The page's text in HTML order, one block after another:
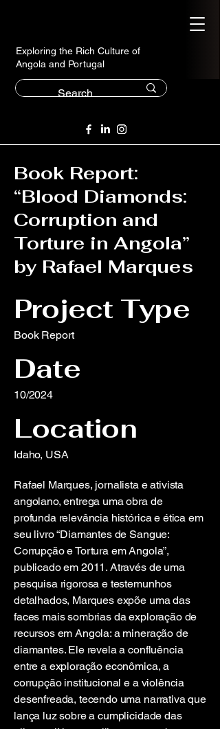
Exploring the Rich Culture of
Angola and Portugal
Book Report:
“Blood Diamonds:
Corruption and
Torture in Angola”
by Rafael Marques
Project Type
Book Report
Date
10/2024
Location
Idaho, USA
Rafael Marques, jornalista e ativista
angolano, entrega uma obra de
profunda relevância histórica e ética em
seu livro “Diamantes de Sangue:
Corrupção e Tortura em Angola”,
publicado em 2011. Através de uma
pesquisa rigorosa e testemunhos
detalhados, Marques expõe uma das
faces mais sombrias da exploração de
recursos em Angola: a mineração de
diamantes. Ele revela a confluência
entre a exploração econômica, a
corrupção institucional e a violência
desenfreada, tecendo uma narrativa que
lança luz sobre a cumplicidade das